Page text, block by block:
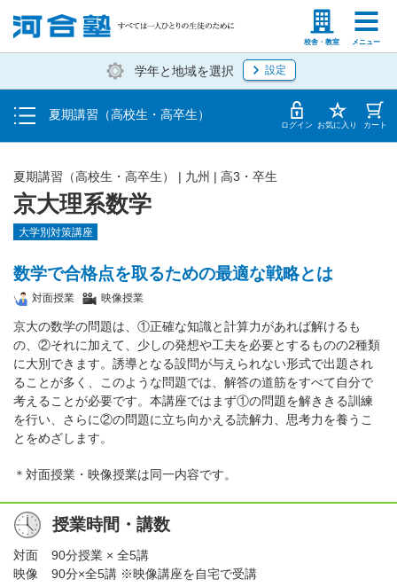
校舎・教室 メニュー
塾生の方 高等学校の先生
学年と地域を選択 設定
夏期講習（高校生・高卒生）
受講料・お申し込み方法
受講開始までの流れ
校舎・教室一覧 ログイン お気に入り カート
京大理系数学
夏期講習（高校生・高卒生） | 九州 | 高3・卒生
大学別対策講座
数学で合格点を取るための最適な戦略とは
対面授業 映像授業
京大の数学の問題は、①正確な知識と計算力があれば解けるも
の、②それに加えて、少しの発想や工夫を必要とするものの2種類
に大別できます。誘導となる設問が与えられない形式で出題され
ることが多く、このような問題では、解答の道筋をすべて自分で
考えることが必要です。本講座ではまず①の問題を解ききる訓練
を行い、さらに②の問題に立ち向かえる読解力、思考力を養うこ
とをめざします。
＊対面授業・映像授業は同一内容です。
授業時間・講数
対面
90分授業 × 全5講
映像
90分×全5講 ※映像講座を自宅で受講